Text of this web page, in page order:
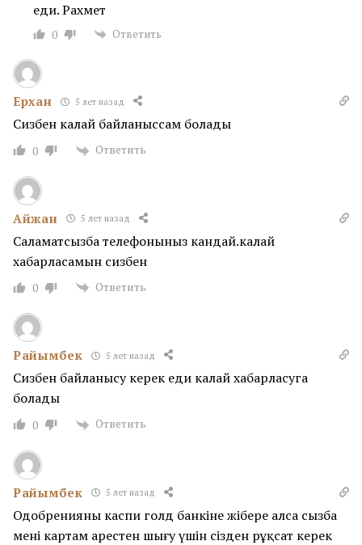
еди. Рахмет
0 Ответить
Ерхан 5 лет назад
Сизбен калай байланыссам болады
0 Ответить
Айжан 5 лет назад
Саламатсызба телефоныныз кандай.калай
хабарласамын сизбен
0 Ответить
Райымбек 5 лет назад
Сизбен байланысу керек еди калай хабарласуга
болады
0 Ответить
Райымбек 5 лет назад
Одобренияны каспи голд банкіне жібере алса сызба
менің картам арестен шығу үшін сізден рұқсат керек